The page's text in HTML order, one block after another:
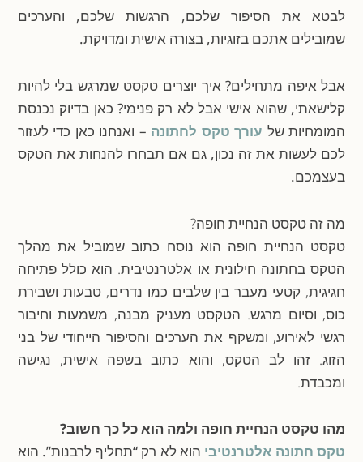
לבטא את הסיפור שלכם, הרגשות שלכם, והערכים
שמובילים אתכם בזוגיות, בצורה אישית ומדויקת.
אבל איפה מתחילים? איך יוצרים טקסט שמרגש בלי להיות
קלישאתי, שהוא אישי אבל לא רק פנימי? כאן בדיוק נכנסת
המומחיות של עורך טקס לחתונה– ואנחנו כאן כדי לעזור
לכם לעשות את זה נכון, גם אם תבחרו להנחות את הטקס
בעצמכם.
מה זה טקסט הנחיית חופה?
טקסט הנחיית חופה הוא נוסח כתוב שמוביל את מהלך
הטקס בחתונה חילונית או אלטרנטיבית. הוא כולל פתיחה
חגיגית, קטעי מעבר בין שלבים כמו נדרים, טבעות ושבירת
כוס, וסיום מרגש. הטקסט מעניק מבנה, משמעות וחיבור
רגשי לאירוע, ומשקף את הערכים והסיפור הייחודי של בני
הזוג. זהו לב הטקס, והוא כתוב בשפה אישית, נגישה
ומכבדת.
מהו טקסט הנחיית חופה ולמה הוא כל כך חשוב?
טקס חתונה אלטרנטיבי הוא לא רק “תחליף לרבנות”. הוא